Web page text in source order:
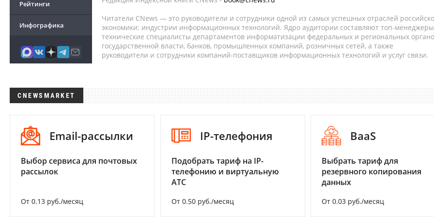
Рейтинги
Инфографика
Читатели CNews — это руководители и сотрудники одной из самых успешных отраслей
экономики: индустрии информационных технологий. Ядро аудитории составляют топ-
технические специалисты департаментов информатизации федеральных и региональных
государственной власти, банков, промышленных компаний, розничных сетей, а также
руководители и сотрудники компаний-поставщиков информационных технологий и услуг связи.
CNEWSMARKET
Email-рассылки
Выбор сервиса для почтовых
рассылок
От 0.13 руб./месяц
IP-телефония
Подобрать тариф на IP-
телефонию и виртуальную
АТС
От 0.50 руб./месяц
BaaS
Выбрать тариф для
резервного копирования
данных
От 0.03 руб./месяц